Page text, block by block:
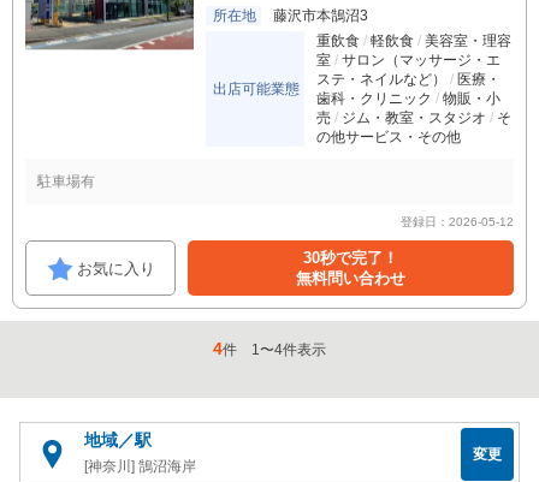
所在地
藤沢市本鵠沼3
出店可能業態
重飲食 軽飲食
美容室・理容
室
サロン（マッサージ・エ
ステ・ネイルなど）
医療・
歯科・クリニック
物販・小
売
ジム・教室・スタジオ
そ
の他サービス・その他
駐車場有
登録日：2026-05-12
お気に入り
30秒で完了！
無料問い合わせ
4件 1〜4件表示
地域／駅
[神奈川] 鵠沼海岸
変更